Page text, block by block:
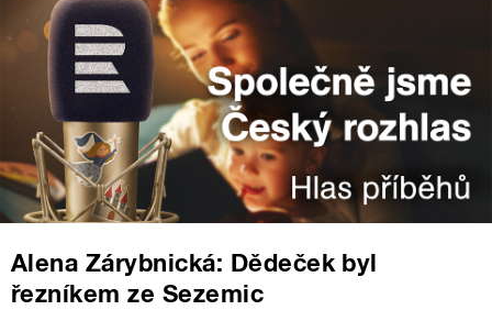
Alena Zárybnická: Dědeček byl
řezníkem ze Sezemic